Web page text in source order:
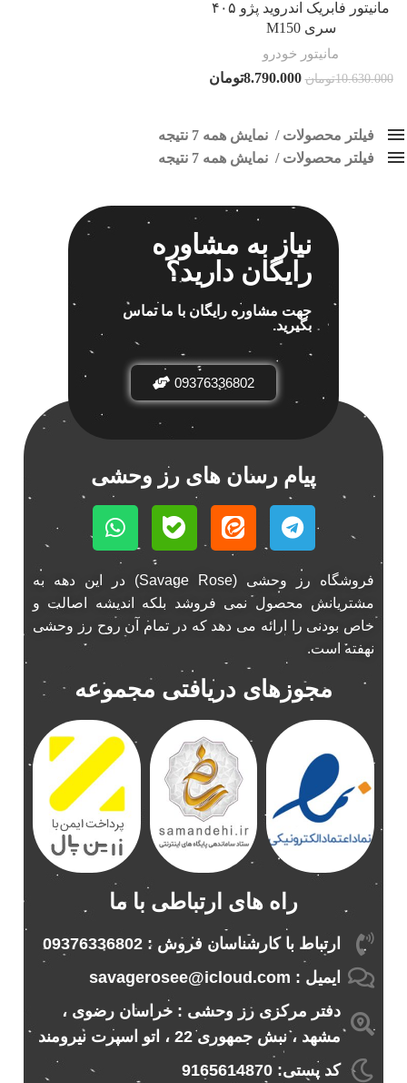
مانیتور فابریک اندروید پژو ۴۰۵
سری M150
مانیتور خودرو
10.630.000تومان 8.790.000تومان
فیلتر محصولات
نمایش همه 7 نتیجه
کلاس‌های حمل و نقل محصول
فقط نمایش محصولات فروش فقط موجود در انبار
فیلتر محصولات نمایش همه 7 نتیجه
اسپیکر پاناتک
اسپیکر خودرو ناکامیچی
اسپیکر فابریک خودرو
اسپیکر فابریک ناکامیچی 1
اسپیکر ماشین ناکامیچی
اسپیکر ناکامیچی
اینترفیس پژو 206
بازی ایرانی جالیز
بازی جالیز
بازی فکری جالیز
1
باند 6928
باند 6928p
1
باند پاناتک 6928p
باند خودرو پاناتک
باند خودرو ناکامیچی
باند فابریک خودرو
باند فابریک ناکامیچی 1
باند ماشین ناکامیچی
باند ناکامیچی
پخش 207
پخش 405
پخش MVM 530
پخش MVM X22 1
پخش اریو 1
پخش ال 90 1
نیاز به مشاوره
رایگان دارید؟
جهت مشاوره رایگان با ما تماس
بگیرید.
09376336802
پیام رسان های رز وحشی
فروشگاه رز وحشی (Savage Rose) در این دهه به
مشتریانش محصول نمی فروشد بلکه اندیشه اصالت و
خاص بودنی را ارائه می دهد که در تمام آن روح رز وحشی
نهفته است.
مجوزهای دریافتی مجموعه
راه های ارتباطی با ما
ارتباط با کارشناسان فروش : 09376336802
ایمیل : savagerosee@icloud.com
دفتر مرکزی رز وحشی : خراسان رضوی ،
مشهد ، نبش جمهوری 22 ، اتو اسپرت نیرومند
کد پستی: 9165614870